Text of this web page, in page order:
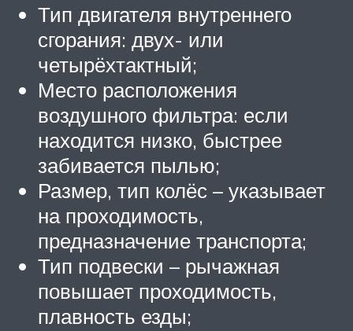
Тип двигателя внутреннего
сгорания: двух- или
четырёхтактный;
Место расположения
воздушного фильтра: если
находится низко, быстрее
забивается пылью;
Размер, тип колёс – указывает
на проходимость,
предназначение транспорта;
Тип подвески – рычажная
повышает проходимость,
плавность езды;